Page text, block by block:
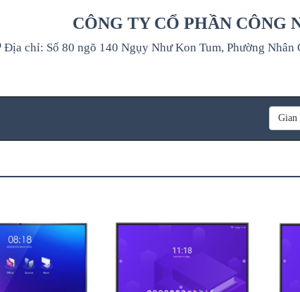
CÔNG TY CỔ PHẦN CÔNG
Địa chỉ: Số 80 ngõ 140 Ngụy Như Kon Tum, Phường Nhân
Gian